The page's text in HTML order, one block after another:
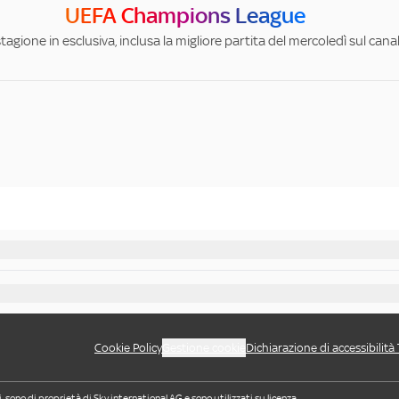
UEFA Champions League
in esclusiva, inclusa la migliore partita del mercoledì sul
Cookie Policy Dichiarazione di accessibilità